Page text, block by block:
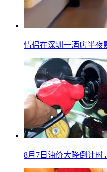
情侣在深圳一酒店半夜
8月7日油价大降倒计时